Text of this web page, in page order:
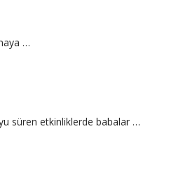
…
süren etkinliklerde babalar …